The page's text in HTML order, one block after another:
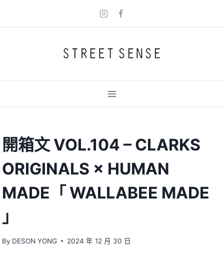
開箱文 VOL.104 – CLARKS
ORIGINALS × HUMAN
MADE「 WALLABEE MADE
」
By DESON YONG 2024 年 12 月 30 日